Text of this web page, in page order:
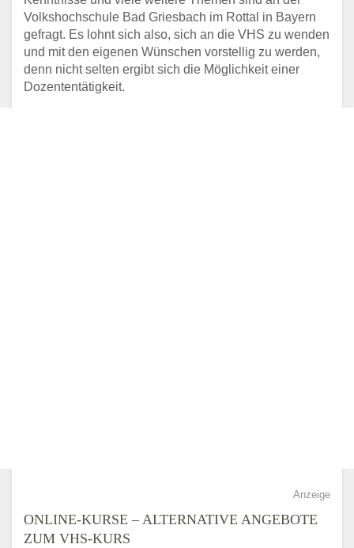
Volkshochschule Bad Griesbach im Rottal in Bayern
gefragt. Es lohnt sich also, sich an die VHS zu wenden
und mit den eigenen Wünschen vorstellig zu werden,
denn nicht selten ergibt sich die Möglichkeit einer
Dozententätigkeit.
Anzeige
ONLINE-KURSE – ALTERNATIVE ANGEBOTE
ZUM VHS-KURS